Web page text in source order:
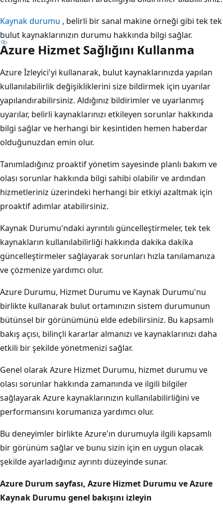
Kaynak durumu , belirli bir sanal makine örneği gibi tek tek
bulut kaynaklarınızın durumu hakkında bilgi sağlar.
Azure Hizmet Sağlığını Kullanma
Azure İzleyici'yi kullanarak, bulut kaynaklarınızda yapılan
kullanılabilirlik değişikliklerini size bildirmek için uyarılar
yapılandırabilirsiniz. Aldığınız bildirimler ve uyarlanmış
uyarılar, belirli kaynaklarınızı etkileyen sorunlar hakkında
bilgi sağlar ve herhangi bir kesintiden hemen haberdar
olduğunuzdan emin olur.
Tanımladığınız proaktif yönetim sayesinde planlı bakım ve
olası sorunlar hakkında bilgi sahibi olabilir ve ardından
hizmetleriniz üzerindeki herhangi bir etkiyi azaltmak için
proaktif adımlar atabilirsiniz.
Kaynak Durumu'ndaki ayrıntılı güncelleştirmeler, tek tek
kaynakların kullanılabilirliği hakkında dakika dakika
güncelleştirmeler sağlayarak sorunları hızla tanılamanıza
ve çözmenize yardımcı olur.
Azure Durumu, Hizmet Durumu ve Kaynak Durumu'nu
birlikte kullanarak bulut ortamınızın sistem durumunun
bütünsel bir görünümünü elde edebilirsiniz. Bu kapsamlı
bakış açısı, bilinçli kararlar almanızı ve kaynaklarınızı daha
etkili bir şekilde yönetmenizi sağlar.
Genel olarak Azure Hizmet Durumu, hizmet durumu ve
olası sorunlar hakkında zamanında ve ilgili bilgiler
sağlayarak Azure kaynaklarınızın kullanılabilirliğini ve
performansını korumanıza yardımcı olur.
Bu deneyimler birlikte Azure'ın durumuyla ilgili kapsamlı
bir görünüm sağlar ve bunu sizin için en uygun olacak
şekilde ayarladığınız ayrıntı düzeyinde sunar.
Azure Durum sayfası, Azure Hizmet Durumu ve Azure
Kaynak Durumu genel bakışını izleyin